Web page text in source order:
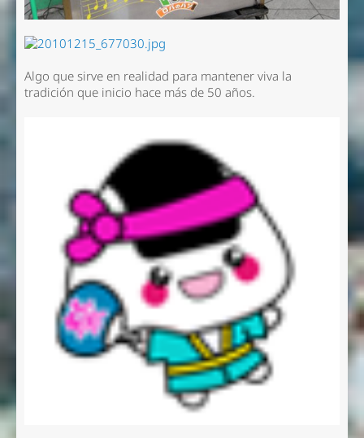
Algo que sirve en realidad para mantener viva la
tradición que inicio hace más de 50 años.